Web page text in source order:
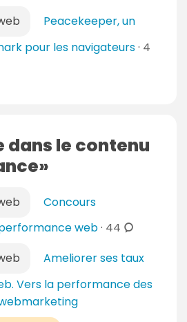
i
e
Peacekeeper, un
pour les navigateurs· 4
dans le contenu
Concours
web· 44 c
m
m
Ameliorer ses taux
Vers la performance des